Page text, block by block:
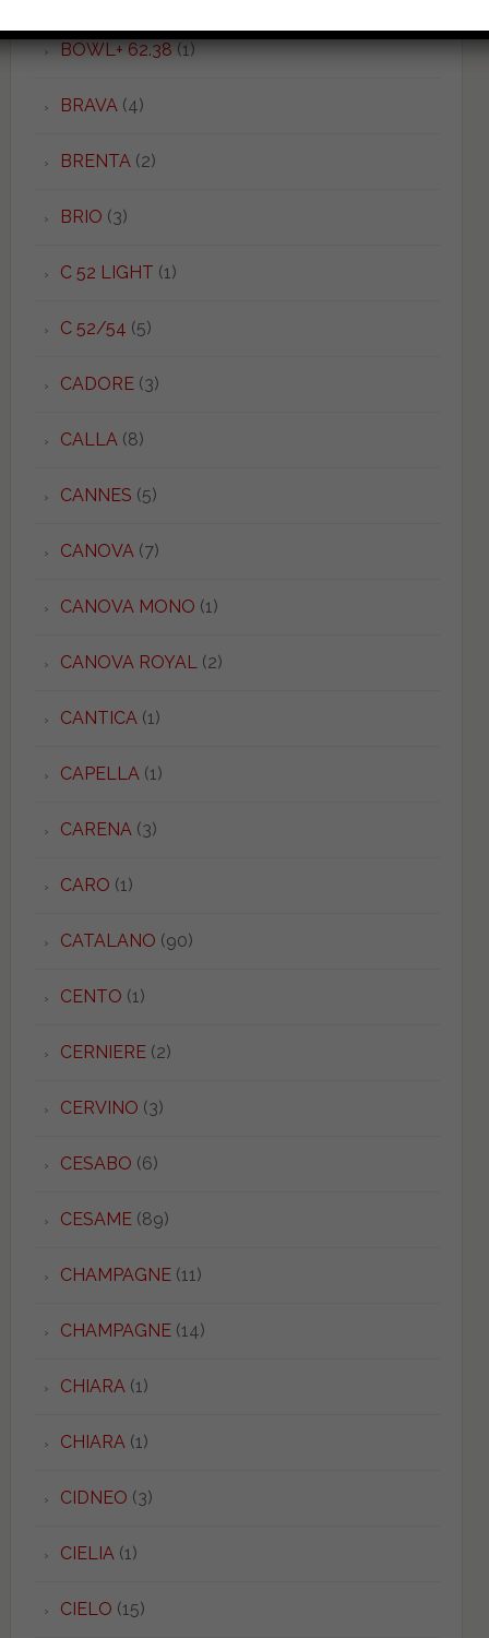
BOWL+ 62.38(1)
BRAVA(4)
BRENTA(2)
BRIO (3)
C 52 LIGHT (1)
C 52/54 (5)
CADORE(3)
CALLA(8)
CANNES (5)
CANOVA(7)
CANOVA MONO (1)
CANOVA ROYAL(2)
CANTICA(1)
CAPELLA(1)
CARENA(3)
CARO (1)
CATALANO (90)
CENTO (1)
CERNIERE(2)
CERVINO (3)
CESABO (6)
CESAME(89)
CHAMPAGNE(11)
CHAMPAGNE(14)
CHIARA(1)
CHIARA(1)
CIDNEO (3)
CIELIA(1)
CIELO (15)